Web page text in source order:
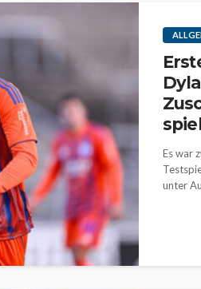
Es war
unter